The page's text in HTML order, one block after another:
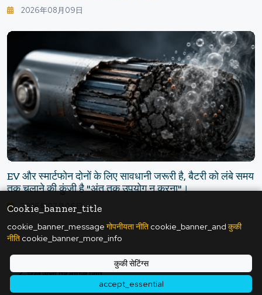
Cookie_banner_title
cookie_banner_message गोपनीयता नीति cookie_banner_and कुकी
नीति cookie_banner_more_info
कुकी सेटिंग्स
accept_essential
2026年08月09日
EV और स्मार्टफोन दोनों के लिए सावधानी जरूरी है, बैटरी को लंबे समय
तक चलाने की कुंजी है "अंत तक उपयोग न करना"।
2026年07月06日
लेख सूची पर वापस जाएं